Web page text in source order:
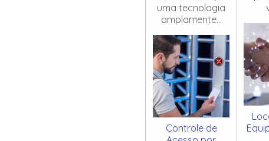
uma tecnologia
amplamente...
Controle de